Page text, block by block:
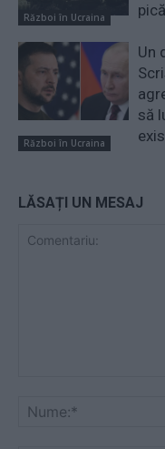
Război în Ucraina
Război în Ucraina
Un
să
LĂSAȚI UN MESAJ